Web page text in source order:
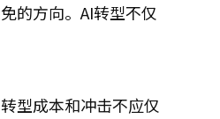
的方向。AI转型不仅
型成本和冲击不应仅